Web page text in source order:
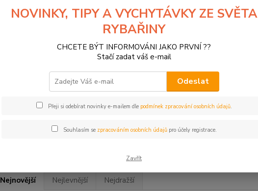
Light
Kč Od
(1) SPORTEX (17)
Nejnovější Nejlevnější Nejdražší
NOVINKY, TIPY A VYCHYTÁVKY ZE SVĚTA
RYBAŘINY
CHCETE BÝT INFORMOVÁNI JAKO PRVNÍ ??
Stačí zadat váš e-mail
Odeslat
Přeji si odebírat novinky e-mailem dle podmínek zpracování osobních údajů.
Souhlasím se zpracováním osobních údajůpro účely registrace.
Zavřít